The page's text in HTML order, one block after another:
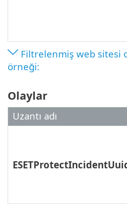
Filtrelenmiş web sitesi
örneği:
Olaylar
Uzantı adı